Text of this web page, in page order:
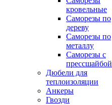
кровельные
Саморезы по
дереву
Саморезы по
металлу
Саморезы с
прессшайбой
Дюбели для
теплоизоляции
Анкеры
Гвозди